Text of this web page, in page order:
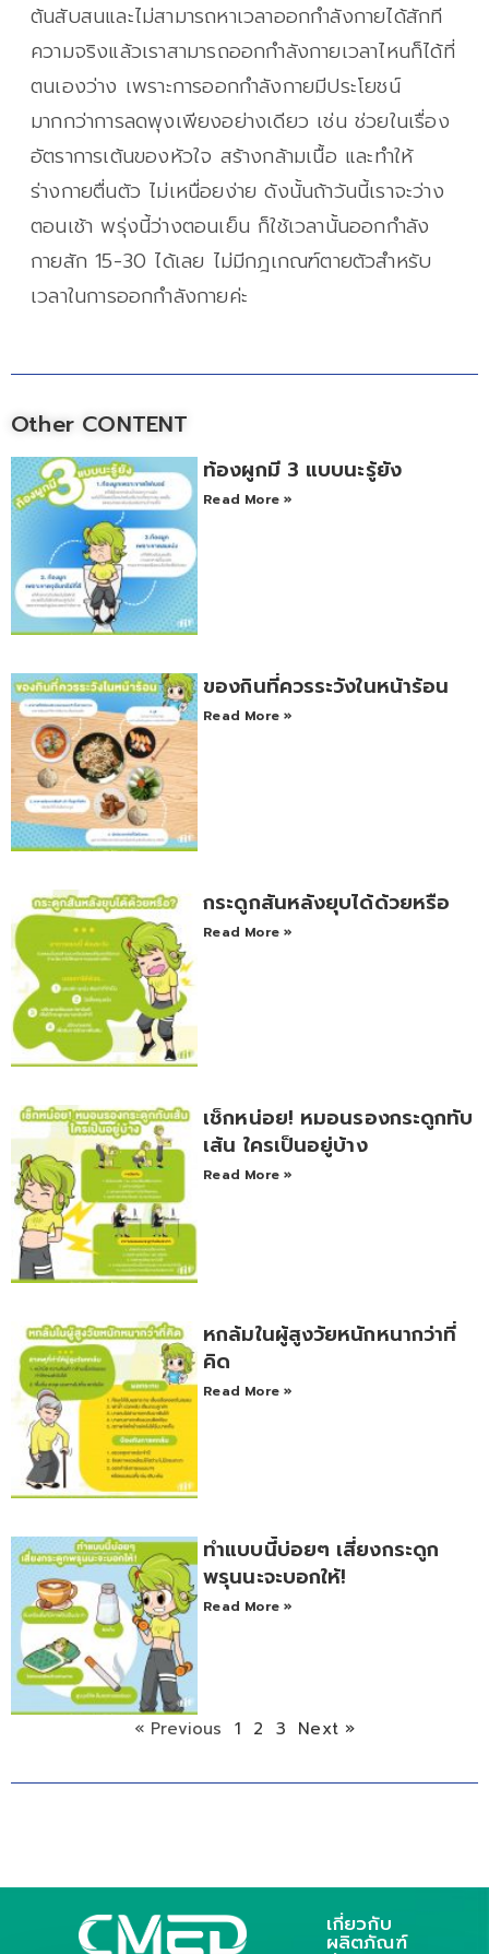
ต้นสับสนและไม่สามารถหาเวลาออกกำลังกายได้สักที
ความจริงแล้วเราสามารถออกกำลังกายเวลาไหนก็ได้ที่
ตนเองว่าง เพราะการออกกำลังกายมีประโยชน์
มากกว่าการลดพุงเพียงอย่างเดียว เช่น ช่วยในเรื่อง
อัตราการเต้นของหัวใจ สร้างกล้ามเนื้อ และทำให้
ร่างกายตื่นตัว ไม่เหนื่อยง่าย ดังนั้นถ้าวันนี้เราจะว่าง
ตอนเช้า พรุ่งนี้ว่างตอนเย็น ก็ใช้เวลานั้นออกกำลัง
กายสัก 15-30 ได้เลย ไม่มีกฎเกณฑ์ตายตัวสำหรับ
เวลาในการออกกำลังกายค่ะ
Other CONTENT
ท้องผูกมี 3 แบบนะรู้ยัง
Read More »
ของกินที่ควรระวังในหน้าร้อน
Read More »
กระดูกสันหลังยุบได้ด้วยหรือ
Read More »
เช็กหน่อย! หมอนรองกระดูกทับ
เส้น ใครเป็นอยู่บ้าง
Read More »
หกล้มในผู้สูงวัยหนักหนากว่าที่
คิด
Read More »
ทำแบบนี้บ่อยๆ เสี่ยงกระดูก
พรุนนะจะบอกให้!
Read More »
« Previous 1 2 3 Next »
เกี่ยวกับ
ผลิตภัณฑ์